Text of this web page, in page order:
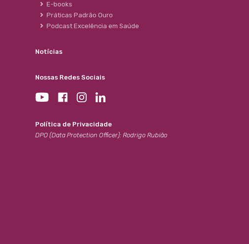
E-books
Práticas Padrão Ouro
Podcast Excelência em Saúde
Notícias
Nossas Redes Sociais
Política de Privacidade
DPO (Data Protection Officer): Rodrigo Rubião